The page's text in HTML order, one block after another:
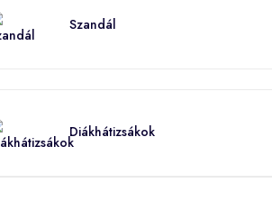
Szandál
Diákhátizsákok